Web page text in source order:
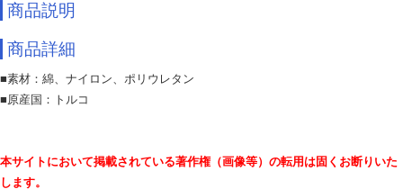
商品説明
商品詳細
■素材：綿、ナイロン、ポリウレタン
■原産国：トルコ
本サイトにおいて掲載されている著作権（画像等）の転用は固くお断りいた
します。